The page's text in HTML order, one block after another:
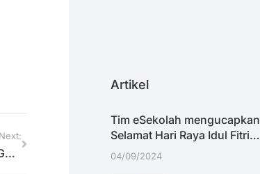
Next:
#Layanan Adminsekolah.net !!! MODUL PENGATURAN
Artikel
Tim eSekolah mengucapkan
Selamat Hari Raya Idul Fitri…
04/09/2024